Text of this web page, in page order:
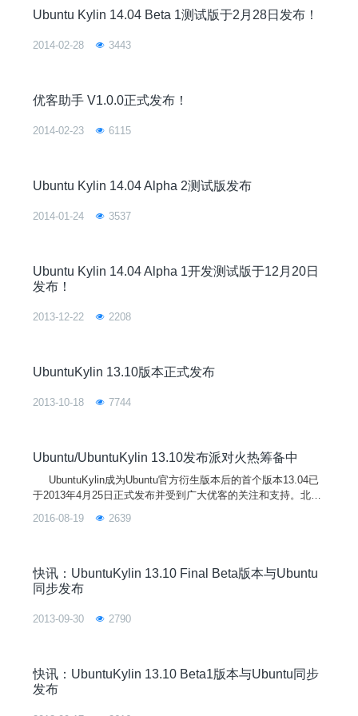
Ubuntu Kylin 14.04 Beta 1测试版于2月28日发布！
2014-02-28 3443
优客助手 V1.0.0正式发布！
2014-02-23 6115
Ubuntu Kylin 14.04 Alpha 2测试版发布
2014-01-24 3537
Ubuntu Kylin 14.04 Alpha 1开发测试版于12月20日
发布！
2013-12-22 2208
UbuntuKylin 13.10版本正式发布
2013-10-18 7744
Ubuntu/UbuntuKylin 13.10发布派对火热筹备中
UbuntuKylin成为Ubuntu官方衍生版本后的首个版本13.04已
于2013年4月25日正式发布并受到广大优客的关注和支持。北京
2016-08-19 2639
快讯：UbuntuKylin 13.10 Final Beta版本与Ubuntu
同步发布
2013-09-30 2790
快讯：UbuntuKylin 13.10 Beta1版本与Ubuntu同步
发布